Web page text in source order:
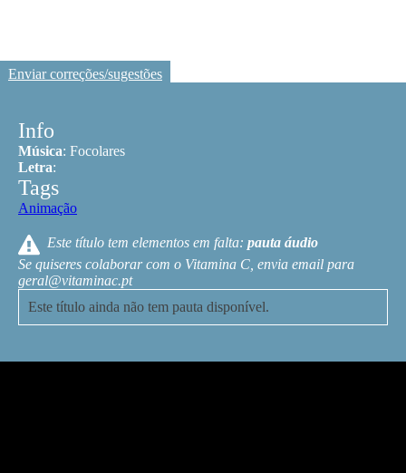
Enviar correções/sugestões
Info
Música: Focolares
Letra:
Tags
Animação
Este título tem elementos em falta: pauta áudio
Se quiseres colaborar com o Vitamina C, envia email para
geral@vitaminac.pt
Este título ainda não tem pauta disponível.